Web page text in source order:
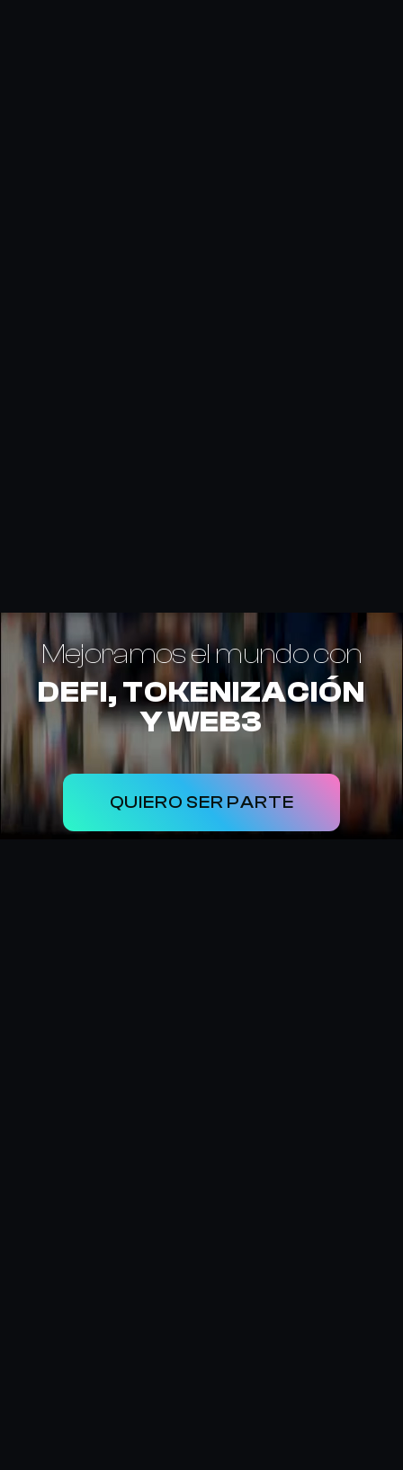
Mejoramos el mundo con
DEFI, TOKENIZACIÓN
Y WEB3
QUIERO SER PARTE